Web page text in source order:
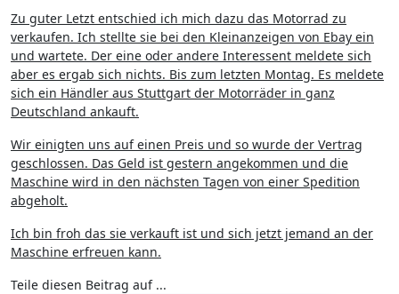
Zu guter Letzt entschied ich mich dazu das Motorrad zu
verkaufen. Ich stellte sie bei den Kleinanzeigen von Ebay ein
und wartete. Der eine oder andere Interessent meldete sich
aber es ergab sich nichts. Bis zum letzten Montag. Es meldete
sich ein Händler aus Stuttgart der Motorräder in ganz
Deutschland ankauft.
Wir einigten uns auf einen Preis und so wurde der Vertrag
geschlossen. Das Geld ist gestern angekommen und die
Maschine wird in den nächsten Tagen von einer Spedition
abgeholt.
Ich bin froh das sie verkauft ist und sich jetzt jemand an der
Maschine erfreuen kann.
Teile diesen Beitrag auf ...